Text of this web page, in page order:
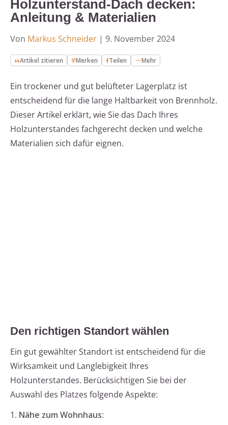
Holzunterstand-Dach decken:
Anleitung & Materialien
Von Markus Schneider | 9. November 2024
Artikel zitieren Merken Teilen Mehr
Ein trockener und gut belüfteter Lagerplatz ist
entscheidend für die lange Haltbarkeit von Brennholz.
Dieser Artikel erklärt, wie Sie das Dach Ihres
Holzunterstandes fachgerecht decken und welche
Materialien sich dafür eignen.
Den richtigen Standort wählen
Ein gut gewählter Standort ist entscheidend für die
Wirksamkeit und Langlebigkeit Ihres
Holzunterstandes. Berücksichtigen Sie bei der
Auswahl des Platzes folgende Aspekte:
1. Nähe zum Wohnhaus: